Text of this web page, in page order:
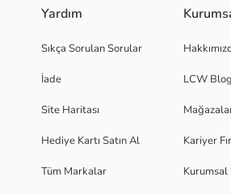
Yardım
Sıkça Sorulan Sorular
İade
Site Haritası
Hediye Kartı Satın Al
Tüm Markalar
LCW Blog
Kariyer